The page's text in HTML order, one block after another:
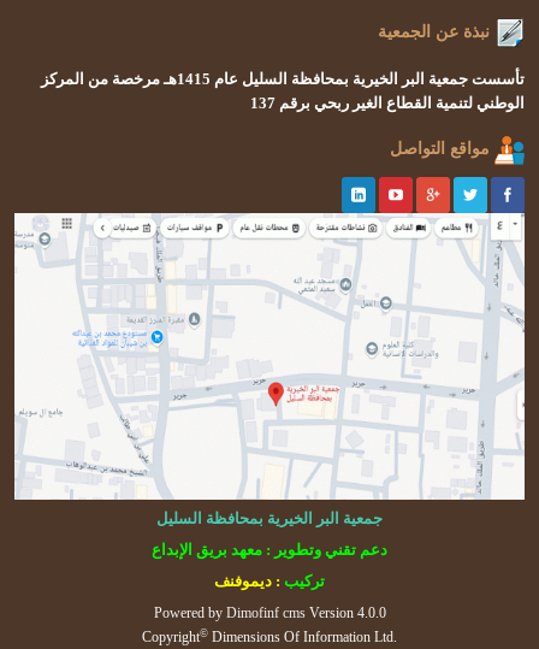
نبذة عن الجمعية
تأسست جمعية البر الخيرية بمحافظة السليل عام 1415هـ
مرخصة من المركز
الوطني لتنمية القطاع الغير ربحي برقم 137
مواقع التواصل
جمعية البر الخيرية بمحافظة السليل
دعم تقني وتطوير : معهد بريق الإبداع
تركيب : ديموفنف
Powered by Dimofinf cmsVersion 4.0.0
Copyright© Dimensions Of Information Ltd.